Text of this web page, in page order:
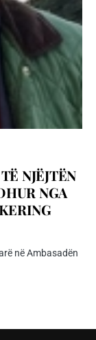
NJËJTËN
NGA
në Ambasadën